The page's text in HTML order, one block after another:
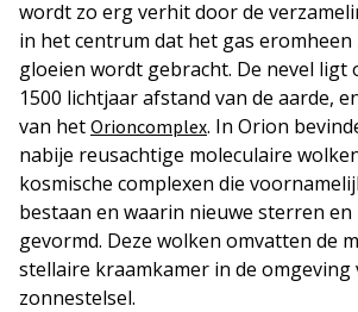
wordt zo erg verhit door de
in het centrum dat het gas eromheen
gloeien wordt gebracht. De nevel ligt
1500 lichtjaar afstand van de aarde,
van het Orioncomplex. In Orion
nabije reusachtige moleculaire
kosmische complexen die
bestaan en waarin nieuwe sterren
gevormd. Deze wolken omvatten de
stellaire kraamkamer in de omgeving
zonnestelsel.